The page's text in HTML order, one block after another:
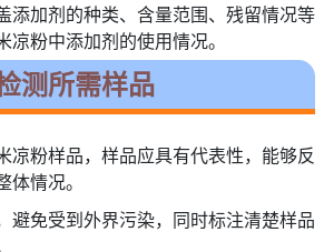
添加剂的种类、含量范围、残留情况等
粉中添加剂的使用情况。
测所需样品
凉粉样品，样品应具有代表性，能够反
情况。
避免受到外界污染，同时标注清楚样品